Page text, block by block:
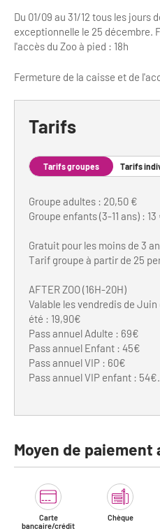
Du 01/09 au 31/12 tous les jours
exceptionnelle le 25 décembre.
l'accès du Zoo à pied : 18h
Fermeture de la caisse et de
Tarifs
Tarifs groupes Tarifs
Groupe adultes : 20,50 €
Groupe enfants (3-11 ans) : 13
Gratuit pour les moins de 3
Tarif groupe à partir de 25
AFTER ZOO (16H-20H)
Valable les vendredis de
été : 19,90€
Pass annuel Adulte : 69€
Pass annuel Enfant : 45€
Pass annuel VIP : 60€
Pass annuel VIP enfant : 54€.
Moyen de paiement
Carte
bancaire/crédit
Chèque